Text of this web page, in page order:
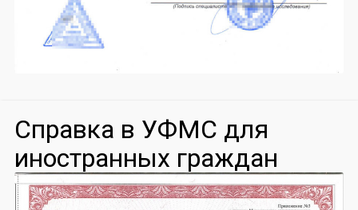
Справка в УФМС для
иностранных граждан